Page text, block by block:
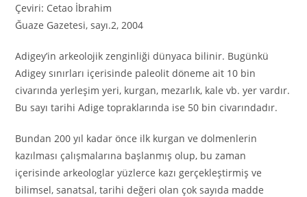
Çeviri: Cetao İbrahim
Ğuaze Gazetesi, sayı.2, 2004
Adigey’in arkeolojik zenginliği dünyaca bilinir. Bugünkü
Adigey sınırları içerisinde paleolit döneme ait 10 bin
civarında yerleşim yeri, kurgan, mezarlık, kale vb. yer vardır.
Bu sayı tarihi Adige topraklarında ise 50 bin civarındadır.
Bundan 200 yıl kadar önce ilk kurgan ve dolmenlerin
kazılması çalışmalarına başlanmış olup, bu zaman
içerisinde arkeologlar yüzlerce kazı gerçekleştirmiş ve
bilimsel, sanatsal, tarihi değeri olan çok sayıda madde